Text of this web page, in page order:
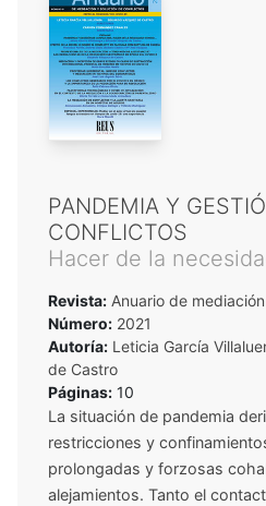
PANDEMIA Y
CONFLICTOS
Hacer de la
Revista: Anuario de
Número: 2021
Autoría: Leticia García
de Castro
Páginas: 10
La situación de pandemia
restricciones y
prolongadas y forzosas
alejamientos. Tanto el